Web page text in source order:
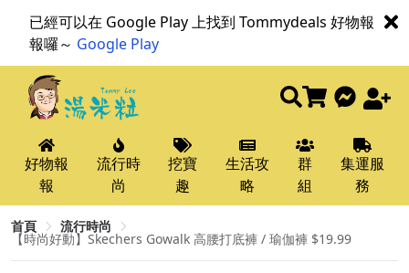
已經可以在 Google Play 上找到 Tommydeals 好物報
報囉～ Google Play
好物報
報
流行時
尚
挖寶
趣
生活攻
略
群
組
集運服
務
首頁 流行時尚
【時尚好動】Skechers Gowalk 高腰打底褲 / 瑜伽褲 $19.99